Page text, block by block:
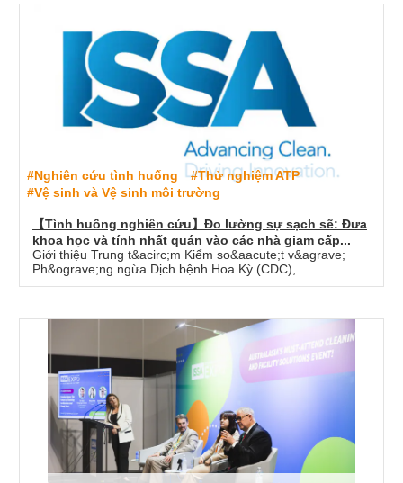
【Tình huống nghiên cứu】Đo lường sự sạch sẽ: Đưa
khoa học và tính nhất quán vào các nhà giam cấp...
Giới thiệu Trung t&acirc;m Kiểm so&aacute;t v&agrave;
Ph&ograve;ng ngừa Dịch bệnh Hoa Kỳ (CDC),...
#Nghiên cứu tình huống
#Thử nghiệm ATP
#Vệ sinh và Vệ sinh môi trường